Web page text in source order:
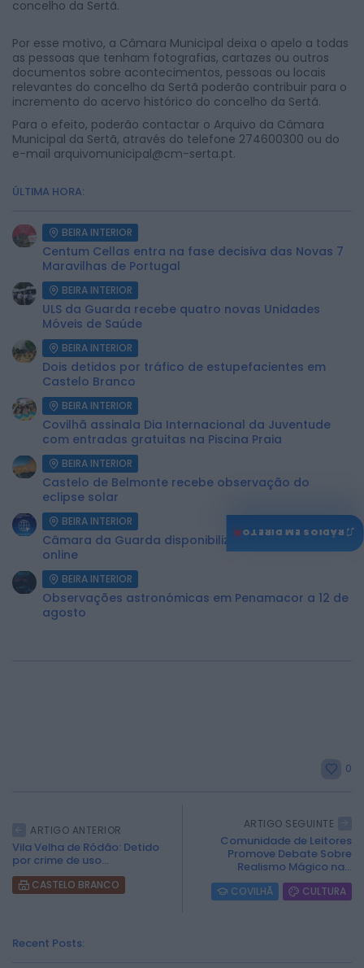
concelho da Sertã.
Por esse motivo, a Câmara Municipal deixa o apelo a todas
as pessoas que tenham fotografias, cartazes ou outros
documentos sobre acontecimentos, pessoas ou locais
relevantes do concelho da Sertã poderão contribuir para o
incremento do acervo histórico do concelho da Sertã.
Para o efeito, poderão contactar o Arquivo da Câmara
Municipal da Sertã, através do telefone 274600300 ou do
e-mail arquivomunicipal@cm-serta.pt.
ÚLTIMA HORA:
BEIRA INTERIOR
Centum Cellas entra na fase decisiva das Novas 7
Maravilhas de Portugal
BEIRA INTERIOR
ULS da Guarda recebe quatro novas Unidades
Móveis de Saúde
BEIRA INTERIOR
Dois detidos por tráfico de estupefacientes em
Castelo Branco
BEIRA INTERIOR
Covilhã assinala Dia Internacional da Juventude
com entradas gratuitas na Piscina Praia
BEIRA INTERIOR
Castelo de Belmonte recebe observação do
eclipse solar
BEIRA INTERIOR
Câmara da Guarda disponibiliza novos serviços
online
BEIRA INTERIOR
Observações astronómicas em Penamacor a 12 de
agosto
0
ARTIGO ANTERIOR
Vila Velha de Ródão: Detido
por crime de uso...
CASTELO BRANCO
ARTIGO SEGUINTE
Comunidade de Leitores
Promove Debate Sobre
Realismo Mágico na...
COVILHÃ CULTURA
Recent Posts:
♫
RÁDIOS EM DIRETO